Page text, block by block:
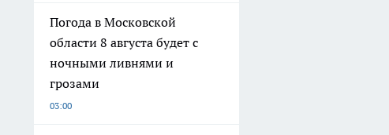
Погода в Московской
области 8 августа будет с
ночными ливнями и
грозами
03:00